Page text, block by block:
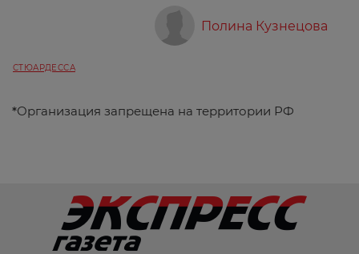
Полина Кузнецова
СТЮАРДЕССА
*Организация запрещена на территории РФ